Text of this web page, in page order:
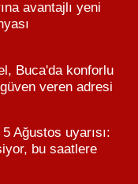
avantajlı yeni
Buca'da konforlu
veren adresi
Ağustos uyarısı:
bu saatlere